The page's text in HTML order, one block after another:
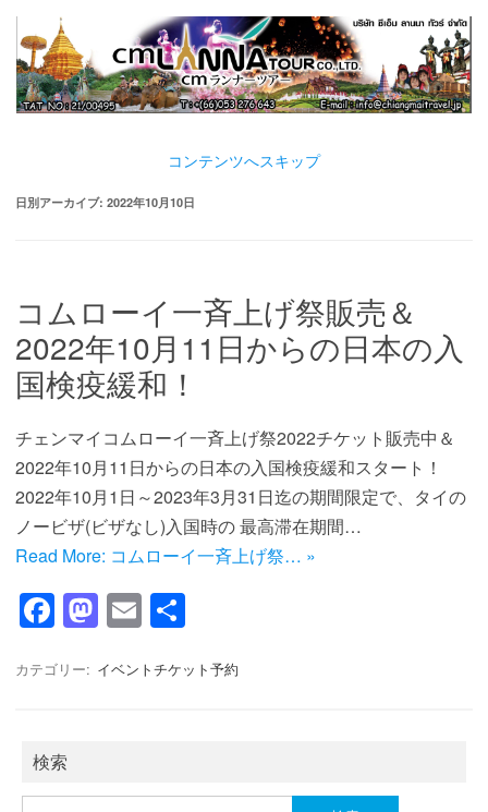
コンテンツへスキップ
日別アーカイブ: 2022年10月10日
コムローイ一斉上げ祭販売＆
2022年10月11日からの日本の入
国検疫緩和！
チェンマイコムローイ一斉上げ祭2022チケット販売中＆
2022年10月11日からの日本の入国検疫緩和スタート！
2022年10月1日～2023年3月31日迄の期間限定で、タイの
ノービザ(ビザなし)入国時の 最高滞在期間…
Read More: コムローイ一斉上げ祭… »
F
c
b
o
M
st
o
E
ail
カテゴリー: イベントチケット予約
検索